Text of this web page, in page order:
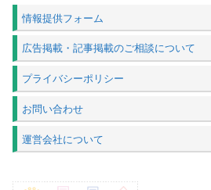
情報提供フォーム
広告掲載・記事掲載のご相談について
プライバシーポリシー
お問い合わせ
運営会社について